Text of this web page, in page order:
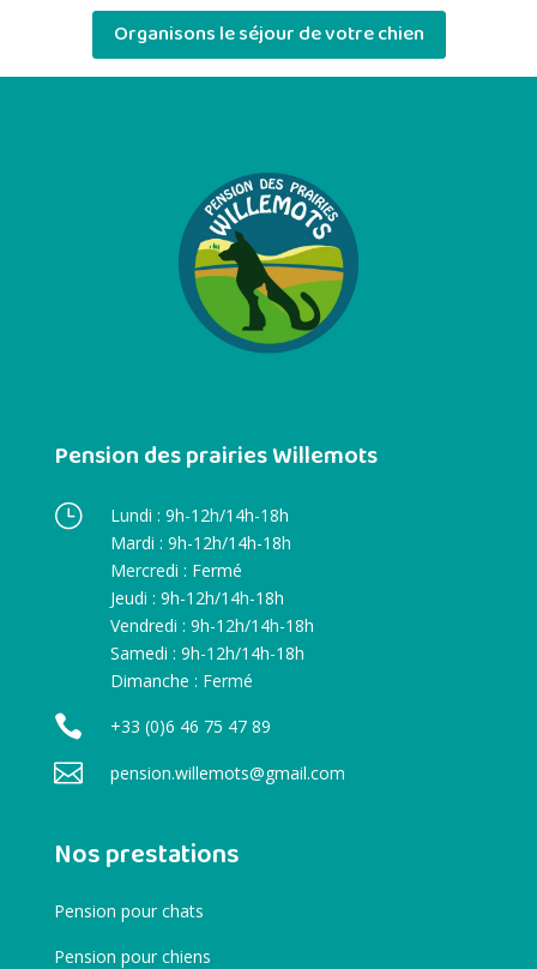
Organisons le séjour de votre chien
Pension des prairies Willemots
}
Lundi : 9h-12h/14h-18h
Mardi : 9h-12h/14h-18h
Mercredi : Fermé
Jeudi : 9h-12h/14h-18h
Vendredi : 9h-12h/14h-18h
Samedi : 9h-12h/14h-18h
Dimanche : Fermé
 +33 (0)6 46 75 47 89
 pension.willemots@gmail.com
Nos prestations
Pension pour chats
Pension pour chiens